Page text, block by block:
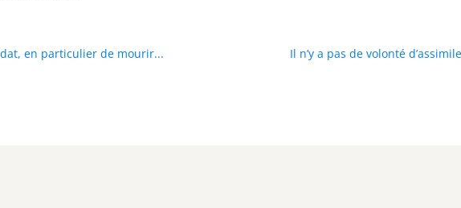
en particulier de mourir... Il n’y a pas de volonté